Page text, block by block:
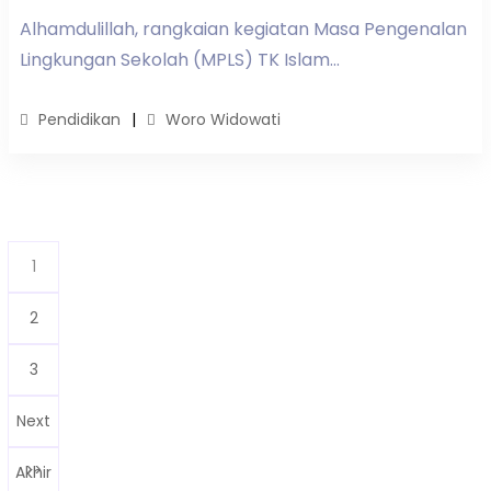
Alhamdulillah, rangkaian kegiatan Masa Pengenalan
Lingkungan Sekolah (MPLS) TK Islam...
Pendidikan Woro Widowati
1(current)
2
3
Next
>>
Akhir